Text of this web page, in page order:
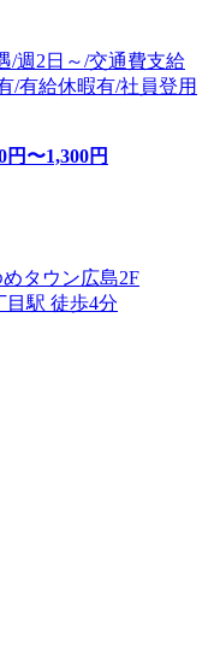
/週2日～/交通費支給
/有給休暇有/社員登用
円〜1,300円
タウン広島2F
目駅 徒歩4分